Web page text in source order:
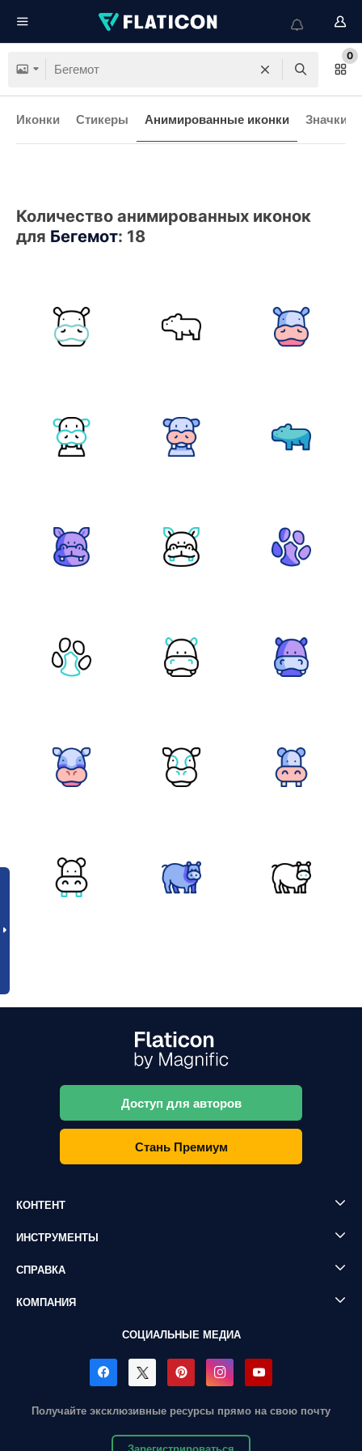
0
Иконки Стикеры Анимированные иконки Значки
Количество анимированных иконок
для Бегемот: 18
Доступ для авторов
Стань Премиум
КОНТЕНТ
ИНСТРУМЕНТЫ
СПРАВКА
КОМПАНИЯ
СОЦИАЛЬНЫЕ МЕДИА
Получайте эксклюзивные ресурсы прямо на свою почту